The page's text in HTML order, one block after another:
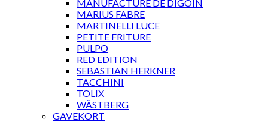
MANUFACTURE DE DIGOIN
MARIUS FABRE
MARTINELLI LUCE
PETITE FRITURE
PULPO
RED EDITION
SEBASTIAN HERKNER
TACCHINI
TOLIX
WÄSTBERG
GAVEKORT